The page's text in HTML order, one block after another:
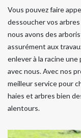
Vous pouvez faire
dessoucher vos
nous avons des
assurément aux
enlever à la racine
avec nous. Avec nos
meilleur service pour
haies et arbres bien
alentours.